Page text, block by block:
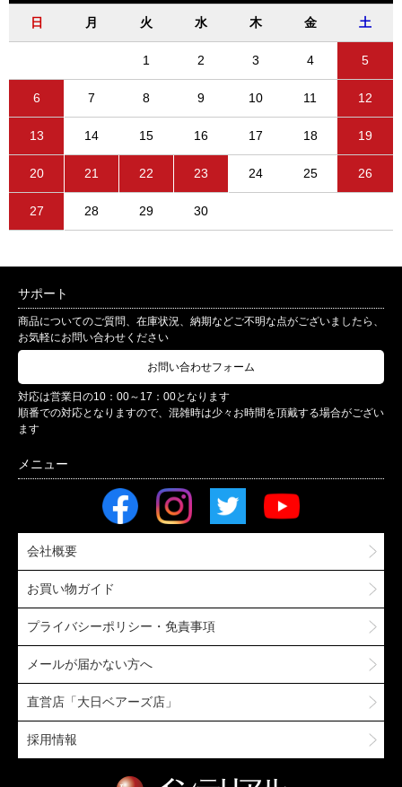
日 月 火 水 木 金 土
1 2 3 4 5
6 7 8 9 10 11 12
13 14 15 16 17 18 19
20 21 22 23 24 25 26
27 28 29 30
サポート
商品についてのご質問、在庫状況、納期などご不明な点がございましたら、
お気軽にお問い合わせください
お問い合わせフォーム
対応は営業日の10：00～17：00となります
順番での対応となりますので、混雑時は少々お時間を頂戴する場合がござい
ます
会社概要
お買い物ガイド
プライバシーポリシー・免責事項
メールが届かない方へ
直営店「大日ベアーズ店」
採用情報